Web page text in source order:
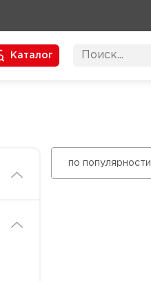
Каталог
по популярности